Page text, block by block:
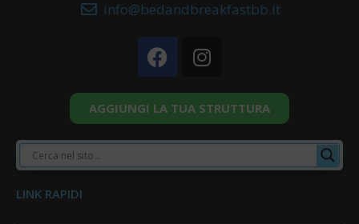
info@bedandbreakfastbb.it
AGGIUNGI LA TUA STRUTTURA
LINK RAPIDI